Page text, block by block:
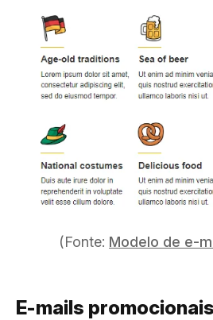
(Fonte: Modelo de e-
E-mails promocionais